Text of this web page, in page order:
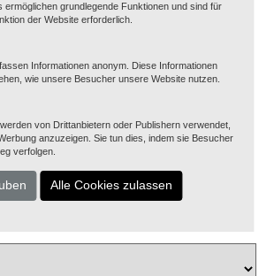
ermöglichen grundlegende Funktionen und sind für
der Website erforderlich.
Informationen anonym. Diese Informationen
wie unsere Besucher unsere Website nutzen.
von Drittanbietern oder Publishern verwendet,
anzuzeigen. Sie tun dies, indem sie Besucher
verfolgen.
Ihnen mit Rat und Tat zur
Sie Fragen oder möchten Sie
Beratungstermin? Benutzen
Kontaktformular,
eine Email oder rufen Sie uns